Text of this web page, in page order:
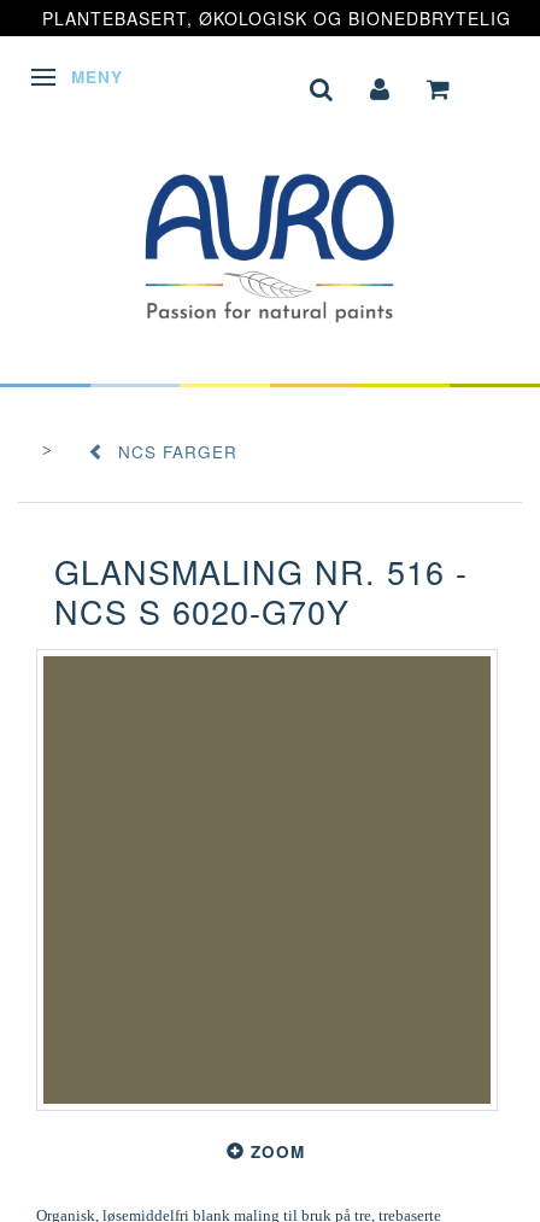
PLANTEBASERT, ØKOLOGISK OG BIONEDBRYTELIG
VEKSLE NAVIGASJON
MENY
NCS FARGER
GLANSMALING NR. 516 -
NCS S 6020-G70Y
ZOOM
Organisk, løsemiddelfri blank maling til bruk på tre, trebaserte